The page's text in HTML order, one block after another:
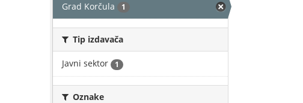
Grad Korčula 1
Tip izdavača
Javni sektor 1
Oznake